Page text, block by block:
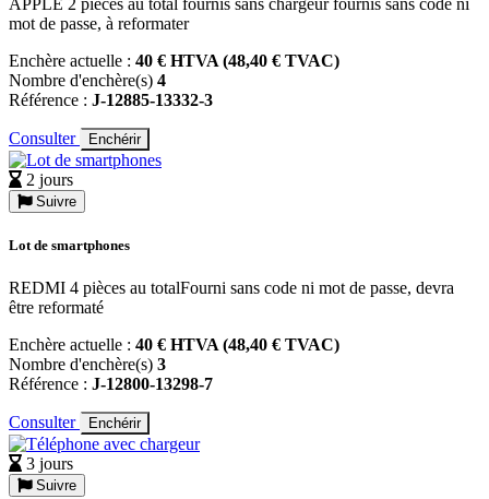
mot de passe, à reformater
Enchère actuelle : 40 € HTVA (48,40 € TVAC)
Nombre d'enchère(s) 4
Référence : J-12885-13332-3
Consulter Enchérir
2 jours
Suivre
Lot de smartphones
REDMI 4 pièces au totalFourni sans code ni mot de passe, devra
être reformaté
Enchère actuelle : 40 € HTVA (48,40 € TVAC)
Nombre d'enchère(s) 3
Référence : J-12800-13298-7
Consulter Enchérir
3 jours
Suivre